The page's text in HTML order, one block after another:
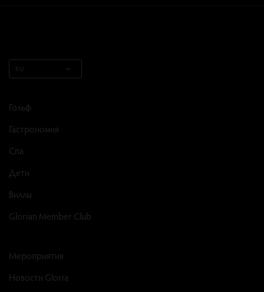
RU
Гольф
Гастрономия
Спа
Дети
Виллы
Glorian Member Club
Мероприятия
Новости Gloria